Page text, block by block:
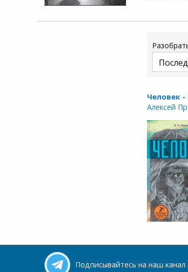
Человек
Алексей
Подписывайтесь на наш канал